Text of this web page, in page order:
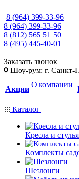
8 (964) 399-33-96
8 (964) 399-33-96
8 (812) 565-51-50
8 (495) 445-40-01
Заказать звонок
Шоу-рум: г. Санкт-
Акции
О компании
Каталог
Кресла и стулья
Комплекты
Шезлонги